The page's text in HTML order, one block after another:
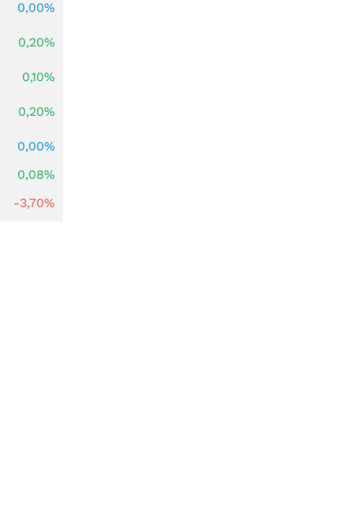
0,00%
0,20%
0,10%
0,20%
0,00%
0,08%
-3,70%